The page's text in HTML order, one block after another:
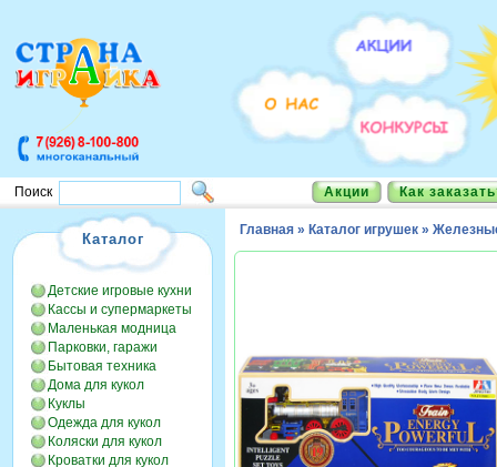
Поиск Акции Как
Каталог
Детские игровые кухни
Кассы и супермаркеты
Маленькая модница
Парковки, гаражи
Бытовая техника
Дома для кукол
Куклы
Одежда для кукол
Коляски для кукол
Кроватки для кукол
Главная » Каталог игрушек »